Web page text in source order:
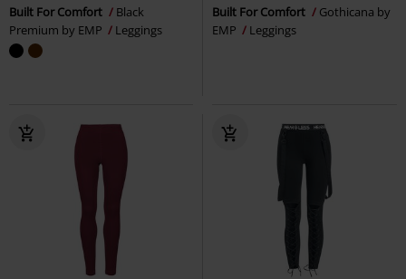
Built For Comfort
Black
Premium by EMP
Leggings
Built For Comfort
Gothicana by
EMP
Leggings